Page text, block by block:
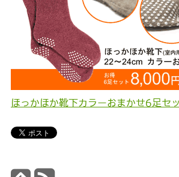
ほっかほか靴下カラーおまかせ6足セ